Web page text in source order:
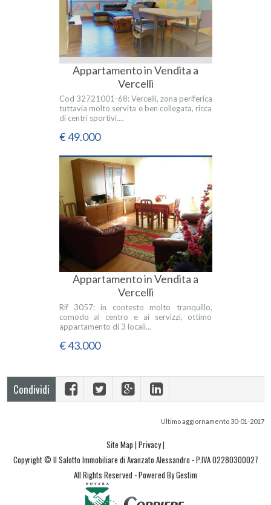
Appartamento in Vendita a
Vercelli
Cod 32721001-68: Vercelli, zona periferica
tuttavia molto servita e ben collegata, ricca
di centri sportivi....
€ 49.000
Appartamento in Vendita a
Vercelli
Rif 3057: in contesto molto tranquillo,
comodo al centro e ai servizzi, ottimo
appartamento di 3 locali...
€ 43.000
Condividi
Ultimo aggiornamento 30-01-2017
Site Map | Privacy|
Copyright © Il Salotto Immobiliare di Avanzato Alessandro - P.IVA 02280300027
All Rights Reserved -Powered By Gestim